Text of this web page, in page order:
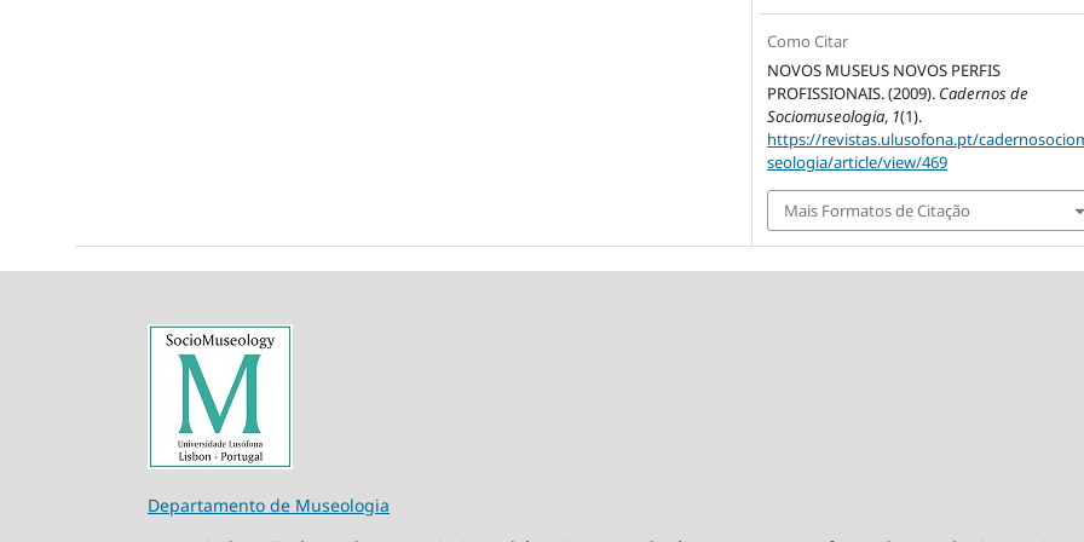
Como Citar
NOVOS MUSEUS NOVOS PERFIS
PROFISSIONAIS. (2009). Cadernos de
Sociomuseologia, 1(1).
https://revistas.ulusofona.pt/
seologia/article/view/469
Mais Formatos de Citação
Departamento de Museologia